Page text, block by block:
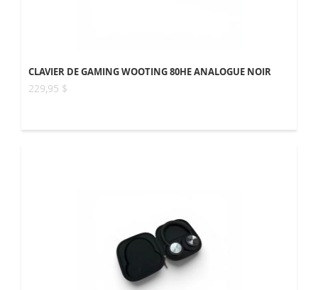
CLAVIER DE GAMING WOOTING 80HE ANALOGUE NOIR
229,95 $